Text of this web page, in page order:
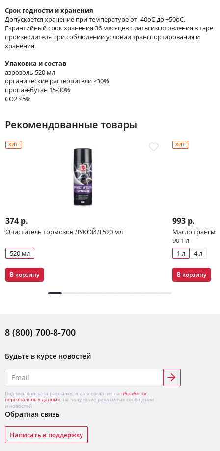
Срок годности и хранения
Допускается хранение при температуре от -40оС до +50оС.
Гарантийный срок хранения 36 месяцев с даты изготовления в таре
производителя при соблюдении условии транспортирования и
хранения.
Упаковка и состав
аэрозоль 520 мл
органические растворители >30%
пропан-бутан 15-30%
CO2 <5%
Рекомендованные товары
ХИТ
374 р.
Очиститель тормозов ЛУКОЙЛ 520 мл
520 мл
В корзину
ХИТ
993 р.
Масло
90 1 л
1 л
4 л
В корзину
8 (800) 700-8-700
Будьте в курсе новостей
Подписываясь на рассылку, я даю согласие на обработку
персональных данных, на получение рекламных сообщений
и новостей
Обратная связь
Написать в поддержку